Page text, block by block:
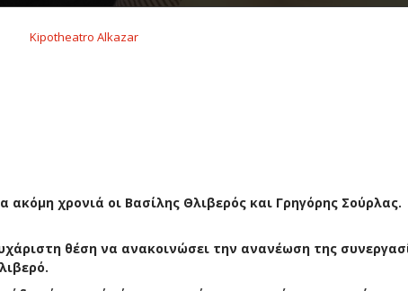
χρονιά οι Βασίλης Θλιβερός και Γρηγόρης Σούρλας.
θέση να ανακοινώσει την ανανέωση της